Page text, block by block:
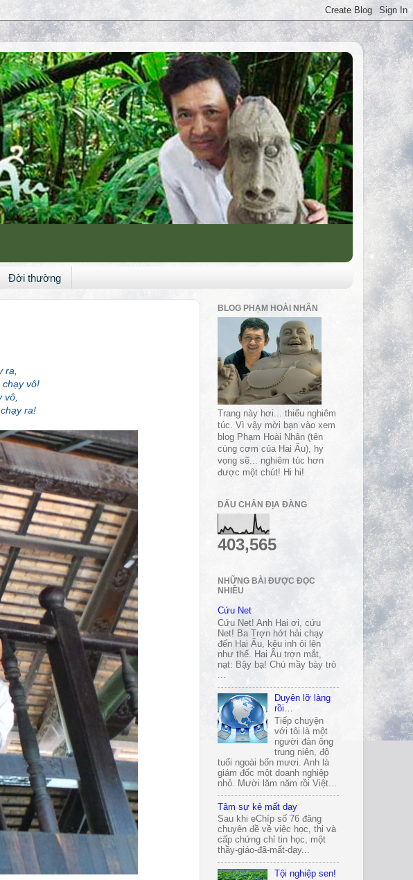
Đời thường
ra,
vô!
vô,
ra!
BLOG PHẠM HOÀI NHÂN
Trang này hơi... thiếu nghiêm
túc. Vì vậy mời bạn vào xem
blog Phạm Hoài Nhân (tên
cúng cơm của Hai Ẩu), hy
vọng sẽ... nghiêm túc hơn
được một chút! Hi hi!
DẤU CHÂN ĐỊA ĐÀNG
403,565
NHỮNG BÀI ĐƯỢC ĐỌC
NHIỀU
Cứu Net
Cứu Net! Anh Hai ơi, cứu
Net! Ba Trợn hớt hải chạy
đến Hai Ẩu, kêu inh ỏi lên
như thế. Hai Ẩu trợn mắt,
nạt: Bậy bạ! Chú mầy bày trò
...
Duyên lỡ làng
rồi…
Tiếp chuyện
với tôi là một
người đàn ông
trung niên, độ
tuổi ngoài bốn mươi. Anh là
giám đốc một doanh nghiệp
nhỏ. Mười lăm năm rồi Việt...
Tâm sự kẻ mất dạy
Sau khi eChíp số 76 đăng
chuyên đề về việc học, thi và
cấp chứng chỉ tin học, một
thầy-giáo-đã-mất-dạy...
Tội nghiệp sen!